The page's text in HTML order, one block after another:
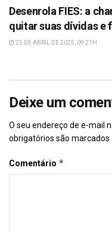
Desenrola FIES: a
quitar suas dívidas e
25 DE ABRIL DE 2025, 09:27H
Deixe um
O seu endereço de e-mail
obrigatórios são marcados
Comentário *